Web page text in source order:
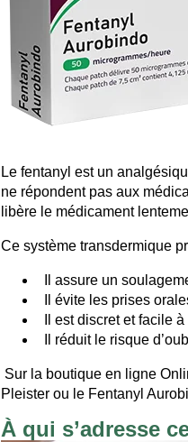
Le fentanyl est un
ne répondent pas aux
libère le médicament
Ce système transdermique
Il assure un
Il évite les prises
Il est discret et facile
Il réduit le risque
Sur la boutique en ligne
Pleister ou le Fentanyl
À qui s’adresse